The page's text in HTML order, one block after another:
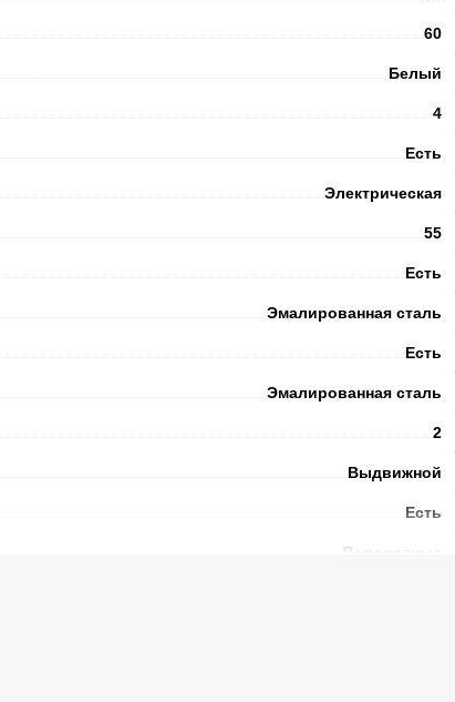
60
Белый
4
Есть
Электрическая
55
Есть
Эмалированная сталь
Есть
Эмалированная сталь
2
Выдвижной
Есть
Поворотные